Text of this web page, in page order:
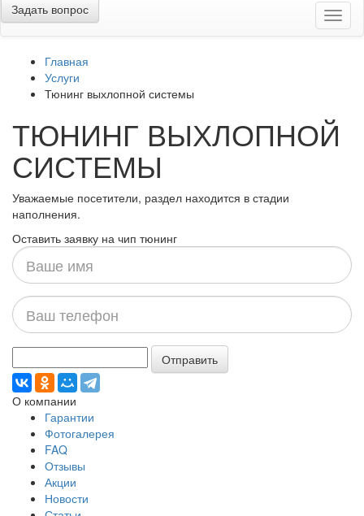
Меню
Задать вопрос
Главная
Услуги
Тюнинг выхлопной системы
ТЮНИНГ ВЫХЛОПНОЙ
СИСТЕМЫ
Уважаемые посетители, раздел находится в стадии
наполнения.
Оставить заявку на чип тюнинг
Ваше
имя
Ваш
телефон
Отправить
О компании
Гарантии
Фотогалерея
FAQ
Отзывы
Акции
Новости